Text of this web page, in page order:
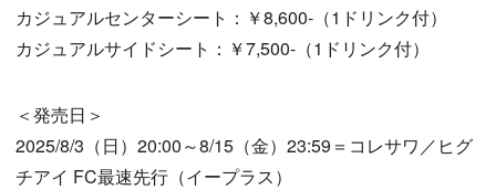
カジュアルセンターシート：￥8,600-（1ドリンク付）
カジュアルサイドシート：￥7,500-（1ドリンク付）
＜発売日＞
2025/8/3（日）20:00～8/15（金）23:59＝コレサワ／ヒグ
チアイ FC最速先行（イープラス）